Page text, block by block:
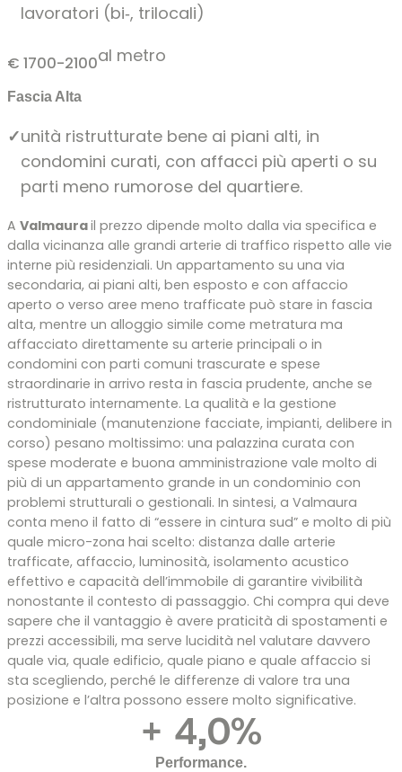
lavoratori (bi‑, trilocali)
€ 1700-2100al metro
Fascia Alta
✓unità ristrutturate bene ai piani alti, in
condomini curati, con affacci più aperti o su
parti meno rumorose del quartiere.
A Valmaurail prezzo dipende molto dalla via specifica e
dalla vicinanza alle grandi arterie di traffico rispetto alle vie
interne più residenziali. Un appartamento su una via
secondaria, ai piani alti, ben esposto e con affaccio
aperto o verso aree meno trafficate può stare in fascia
alta, mentre un alloggio simile come metratura ma
affacciato direttamente su arterie principali o in
condomini con parti comuni trascurate e spese
straordinarie in arrivo resta in fascia prudente, anche se
ristrutturato internamente. La qualità e la gestione
condominiale (manutenzione facciate, impianti, delibere in
corso) pesano moltissimo: una palazzina curata con
spese moderate e buona amministrazione vale molto di
più di un appartamento grande in un condominio con
problemi strutturali o gestionali. In sintesi, a Valmaura
conta meno il fatto di “essere in cintura sud” e molto di più
quale micro-zona hai scelto: distanza dalle arterie
trafficate, affaccio, luminosità, isolamento acustico
effettivo e capacità dell’immobile di garantire vivibilità
nonostante il contesto di passaggio. Chi compra qui deve
sapere che il vantaggio è avere praticità di spostamenti e
prezzi accessibili, ma serve lucidità nel valutare davvero
quale via, quale edificio, quale piano e quale affaccio si
sta scegliendo, perché le differenze di valore tra una
posizione e l’altra possono essere molto significative.
+ 4,0%
Performance.